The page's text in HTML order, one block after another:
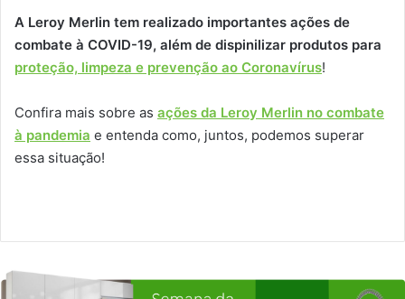
A Leroy Merlin tem realizado importantes ações de
combate à COVID-19, além de dispinilizar produtos para
proteção, limpeza e prevenção ao Coronavírus!
Confira mais sobre as ações da Leroy Merlin no combate
à pandemia e entenda como, juntos, podemos superar
essa situação!